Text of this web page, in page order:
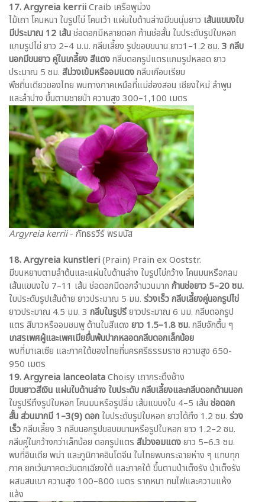
17. Argyreia kerriiCraib เครือพูม่วง
ไม้เถา โคนหนา ใบรูปไข่ โคนเว้า แผ่นใบด้านล่างมีขนนุ่มยาว เส้นแขนงใบ
มีประมาณ 12 เส้นช่อดอกมีหลายดอก ก้านช่อสั้น ใบประดับรูปใบหอก
แกมรูปไข่ ยาว 2–4 ม.ม. กลีบเลี้ยง รูปขอบขนาน ยาว1–1.2 ซม. 3 กลีบ
นอกมีขนยาว คู่ในเกลี้ยงสีแดงกลีบดอกรูปแตรแกมรูปหลอด ยาว
ประมาณ 5 ซม. สีม่วงเข้มหรืออมแดงกลีบเกือบเรียบ
พืชถิ่นเดียวของไทย พบทางภาคเหนือที่แม่ฮ่องสอน เชียงใหม่ ลำพูน
และลำปาง ขึ้นตามชายป่า ความสูง 300–1,100 เมตร
Argyreia kerrii- ภัทธรวีร์ พรมนัส
18. Argyreia kunstleri(Prain) Prain ex Ooststr.
มีขนหยาบตามลำต้นและแผ่นใบด้านล่าง ใบรูปไข่กว้าง โคนมนหรือกลม
เส้นแขนงใบ 7–11 เส้น ช่อดอกมีดอกจำนวนมาก ก้านช่อยาว 5–20 ซม.
ใบประดับรูปเส้นด้าย ยาวประมาณ 5 มม. ร่วงเร็วกลีบเลี้ยงคู่นอกรูปไข่
ยาวประมาณ 4.5 มม. 3 กลีบในรูปรียาวประมาณ 6 มม. กลีบดอกรูป
แตร สีขาวหรืออมชมพู ด้านในสีแดง ยาว 1.5–1.8 ซม.กลีบจักตื้น ๆ
เกสรเพศผู้และเพศเมียยื่นพ้นปากหลอดกลีบดอกเล็กน้อย
พบที่มาเลเซีย และภาคใต้ของไทยที่นครศรีธรรมราช ความสูง 650-
950 เมตร
19. Argyreia lanceolataChoisy เถากระดึงช้าง
มีขนยาวสีเงิน แผ่นใบด้านล่าง ใบประดับ กลีบเลี้ยงและกลีบดอกด้านนอก
ใบรูปรีถึงรูปใบหอก โคนมนหรือรูปลิ่ม เส้นแขนงใบ 4–5 เส้น ช่อดอก
สั้น ส่วนมากมี 1–3(9) ดอกใบประดับรูปใบหอก ยาวได้ถึง 1.2 ซม. ร่วง
เร็วกลีบเลี้ยง 3 กลีบนอกรูปขอบขนานหรือรูปใบหอก ยาว 1.2–2 ซม.
กลีบคู่ในกว้างกว่าเล็กน้อย ดอกรูปแตร สีม่วงอมแดงยาว 5–6.3 ซม.
พบที่อินเดีย พม่า และภูมิภาคอินโดจีน ในไทยพบกระจายห่าง ๆ แทบทุก
ภาค ยกเว้นภาคตะวันตกเฉียงใต้ และภาคใต้ ขึ้นตามป่าเต็งรัง ป่าเต็งรัง
ผสมสนเขา ความสูง 100–800 เมตร รากหนา ทนไฟและความแห้ง
แล้ง